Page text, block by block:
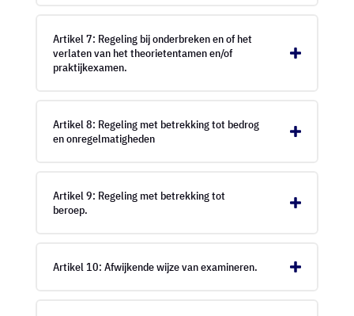
Artikel 7: Regeling bij onderbreken en of het
verlaten van het theorietentamen en/of
praktijkexamen.
Artikel 8: Regeling met betrekking tot bedrog
en onregelmatigheden
Artikel 9: Regeling met betrekking tot
beroep.
Artikel 10: Afwijkende wijze van examineren.